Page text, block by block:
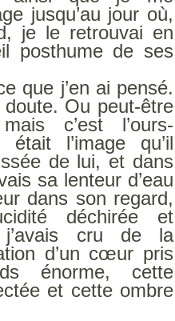
jusqu’au jour où,
je le retrouvai en
posthume de ses
que j’en ai pensé.
Ou peut-être
c’est l’ours-
l’image qu’il
de lui, et dans
sa lenteur d’eau
dans son regard,
déchirée et
j’avais cru de la
d’un cœur pris
énorme, cette
et cette ombre